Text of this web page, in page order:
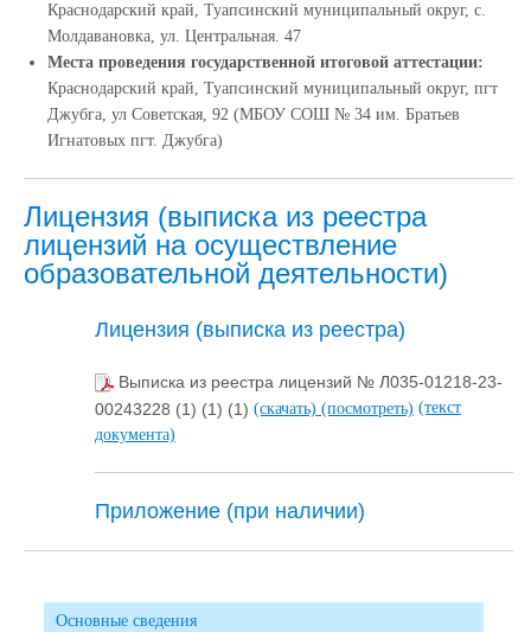
Краснодарский край, Туапсинский муниципальный округ, с.
Молдавановка, ул. Центральная. 47
Места проведения государственной итоговой аттестации:
Краснодарский край, Туапсинский муниципальный округ, пгт
Джубга, ул Советская, 92 (МБОУ СОШ № 34 им. Братьев
Игнатовых пгт. Джубга)
Лицензия (выписка из реестра
лицензий на осуществление
образовательной деятельности)
Лицензия (выписка из реестра)
Выписка из реестра лицензий № Л035-01218-23-
00243228 (1) (1) (1) (скачать) (посмотреть) (текст
документа)
Приложение (при наличии)
Основные сведения